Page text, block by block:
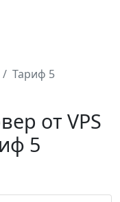
Тариф 5
от VPS
5